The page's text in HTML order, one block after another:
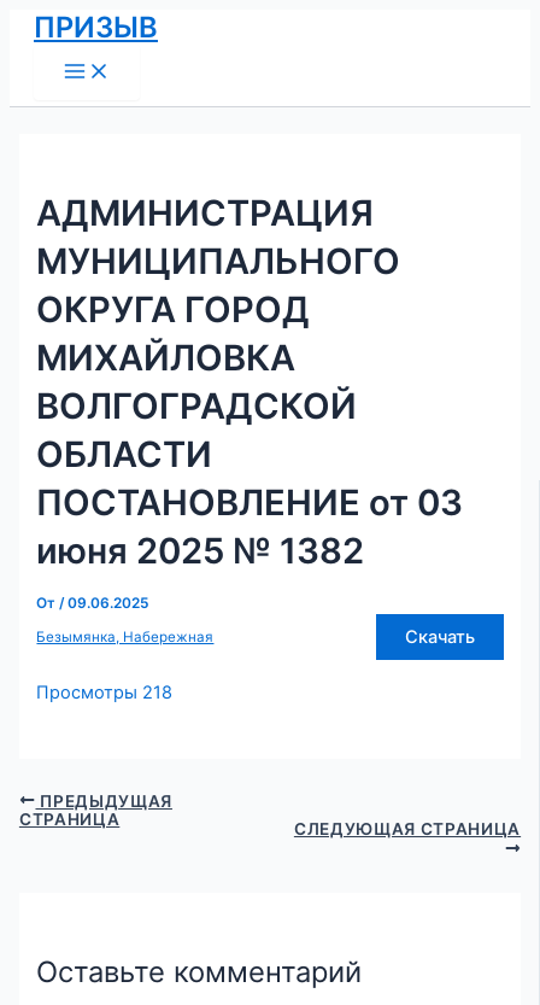
Перейти
содержимому
ПРИЗЫВ
Menu
АДМИНИСТРАЦИЯ
МУНИЦИПАЛЬНОГО
ОКРУГА ГОРОД
МИХАЙЛОВКА
ВОЛГОГРАДСКОЙ
ОБЛАСТИ
ПОСТАНОВЛЕНИЕ от 03
июня 2025 № 1382
От/09.06.2025
Безымянка, Набережная
Скачать
Просмотры 218
Навигация
по
записям
ПРЕДЫДУЩАЯ
СТРАНИЦА
СЛЕДУЮЩАЯ СТРАНИЦА
Оставьте комментарий